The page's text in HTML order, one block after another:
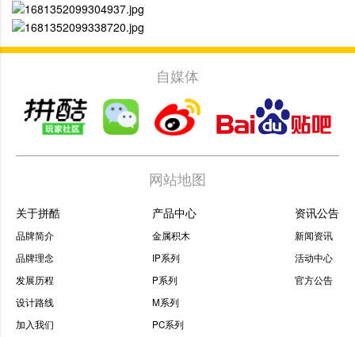
自媒体
网站地图
关于拼酷
品牌简介
品牌理念
发展历程
设计路线
加入我们
产品中心
金属积木
IP系列
P系列
M系列
PC系列
资讯公告
新闻资讯
活动中心
官方公告